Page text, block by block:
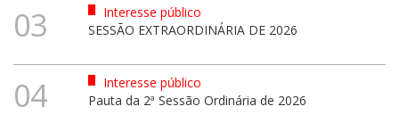
03
Interesse público
SESSÃO EXTRAORDINÁRIA DE 2026
04
Interesse público
Pauta da 2ª Sessão Ordinária de 2026